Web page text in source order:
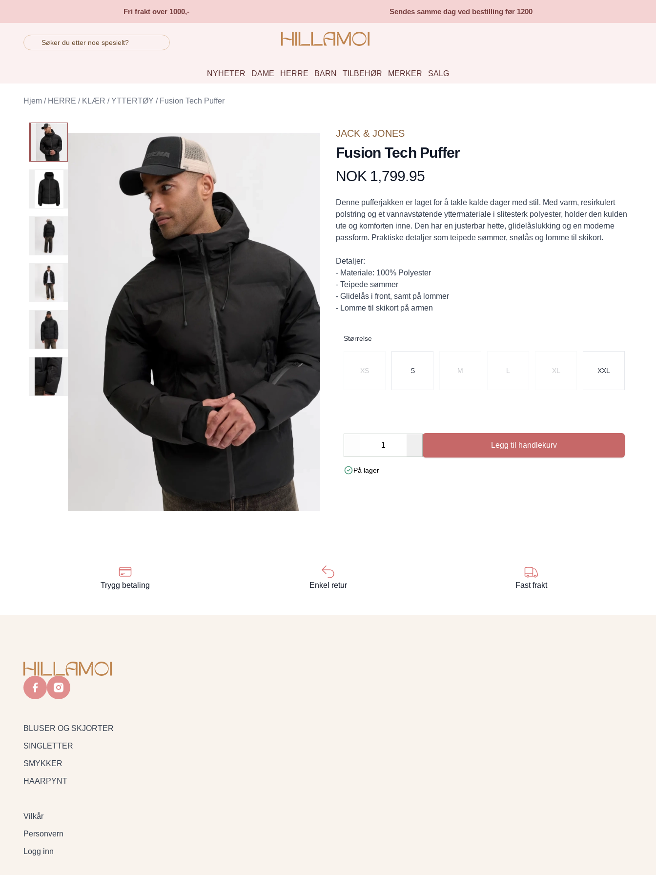
Fri frakt over 1000,- Sendes samme dag ved bestilling før 1200
NYHETER DAME HERRE BARN TILBEHØR MERKER SALG
Hjem / HERRE / KLÆR / YTTERTØY / Fusion Tech Puffer
JACK & JONES
Fusion Tech Puffer
Produktdetaljer
NOK 1,799.95
Description
Denne pufferjakken er laget for å takle kalde dager med stil. Med varm, resirkulert
polstring og et vannavstøtende yttermateriale i slitesterk polyester, holder den kulden
ute og komforten inne. Den har en justerbar hette, glidelåslukking og en moderne
passform. Praktiske detaljer som teipede sømmer, snølås og lomme til skikort.
Detaljer:
- Materiale: 100% Polyester
- Teipede sømmer
- Glidelås i front, samt på lommer
- Lomme til skikort på armen
Størrelse
Velg en Størrelse
XS S M L XL XXL
Decrease
Legg til handlekurv
På lager
Trygg betaling Enkel retur Fast frakt
facebookinstagram
BLUSER OG SKJORTER
SINGLETTER
SMYKKER
HAARPYNT
Vilkår
Personvern
Logg inn